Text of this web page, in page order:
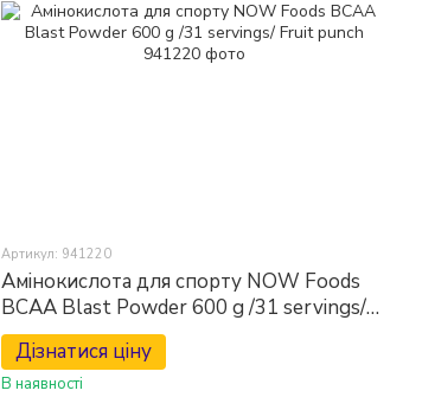
Артикул: 941220
Амінокислота для спорту NOW Foods
BCAA Blast Powder 600 g /31 servings/
Fruit punch
Дізнатися ціну
В наявності